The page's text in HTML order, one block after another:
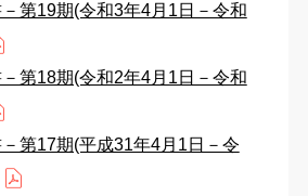
第19期(令和3年4月1日－令和
第18期(令和2年4月1日－令和
第17期(平成31年4月1日－令